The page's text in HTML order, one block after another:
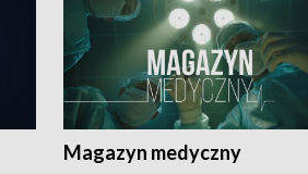
Magazyn medyczny